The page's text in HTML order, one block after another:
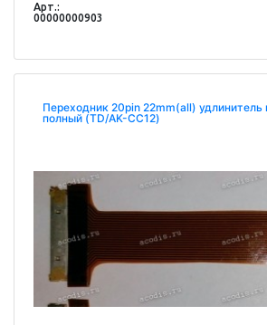
Арт.:
00000000903
Переходник 20pin 22mm(all)
полный (TD/AK-CC12)